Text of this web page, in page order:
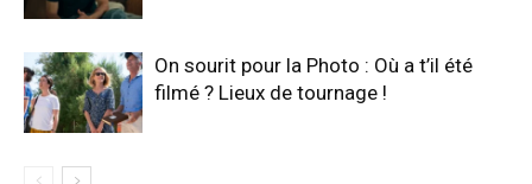
On sourit pour la Photo : Où a t’il été
filmé ? Lieux de tournage !